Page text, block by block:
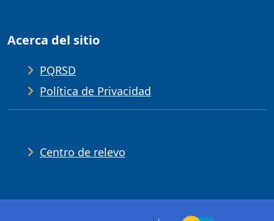
Acerca del sitio
PQRSD
Política de Privacidad
Centro de relevo